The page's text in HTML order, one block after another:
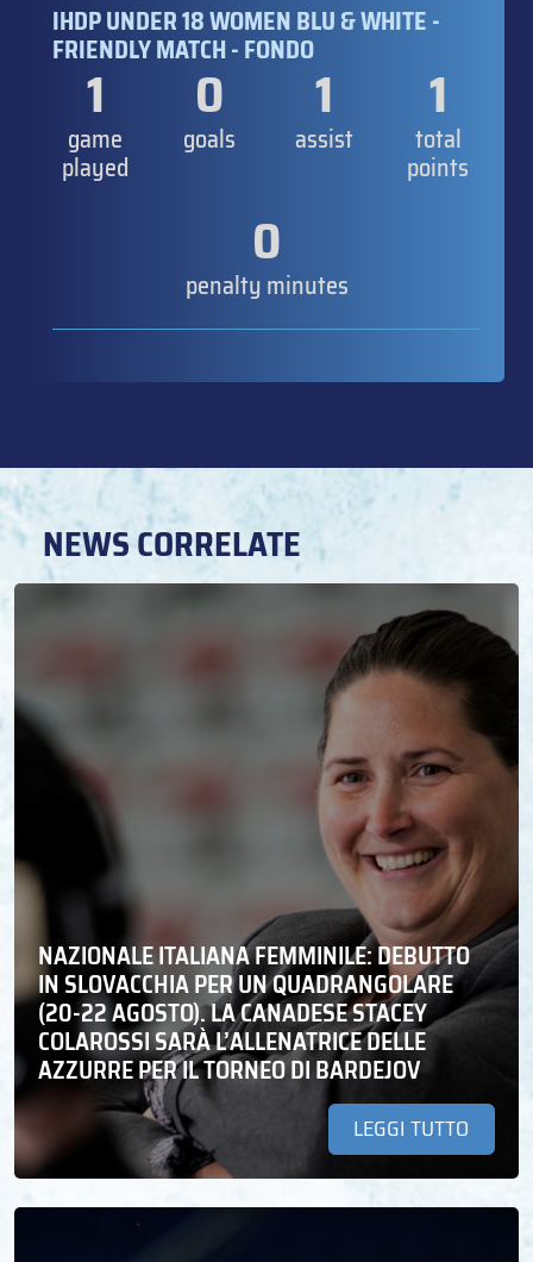
IHDP UNDER 18 WOMEN BLU & WHITE -
FRIENDLY MATCH - FONDO
1
game
played
0
goals
1
assist
1
total
points
0
penalty minutes
NEWS CORRELATE
NAZIONALE ITALIANA FEMMINILE: DEBUTTO
IN SLOVACCHIA PER UN QUADRANGOLARE
(20-22 AGOSTO). LA CANADESE STACEY
COLAROSSI SARÀ L’ALLENATRICE DELLE
AZZURRE PER IL TORNEO DI BARDEJOV
LEGGI TUTTO